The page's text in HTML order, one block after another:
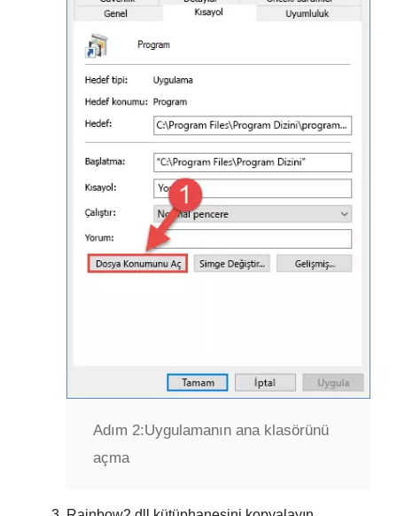
Adım 2:Uygulamanın ana klasörünü
açma